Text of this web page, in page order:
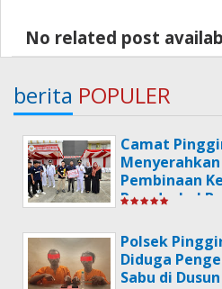
No related post
berita POPULER
Camat
Pembinaan
Poradeskel
Kemerdekaan
Polsek
Diduga
Sabu di